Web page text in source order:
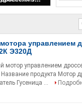
управлением
Э320Д
мотор управлением
продукта Мотор
Гусеница ...